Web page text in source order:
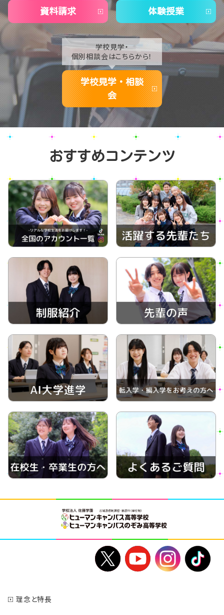
資料請求 体験授業
学校見学・
個別相談会はこちらから！
学校見学・相談
会
おすすめコンテンツ
理念と特長